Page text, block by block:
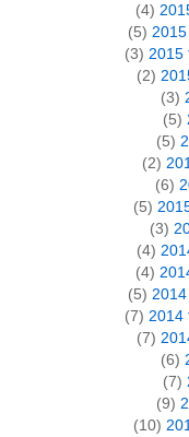
(4)
(5)
(3)
(2)
(3)
(5)
(5)
(2)
(6)
(5)
(3)
(4)
(4)
(5)
(7)
(7)
(6)
(7)
(9)
(10)